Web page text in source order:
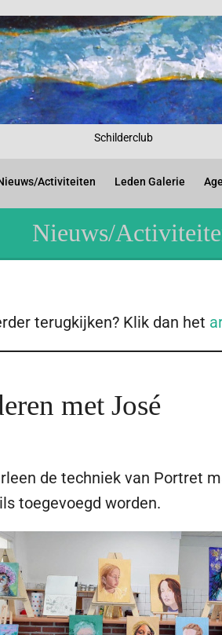
Schilderclub
Activiteiten Leden Galerie
Nieuws/
terugkijken? Klik dan het
met José
de techniek van Portret
toegevoegd worden.